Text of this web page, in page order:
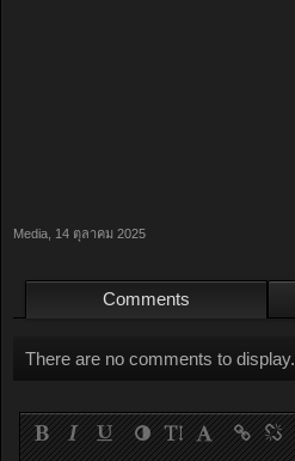
Media 14 ตุลาคม 2025
Comments
There are no comments to display.